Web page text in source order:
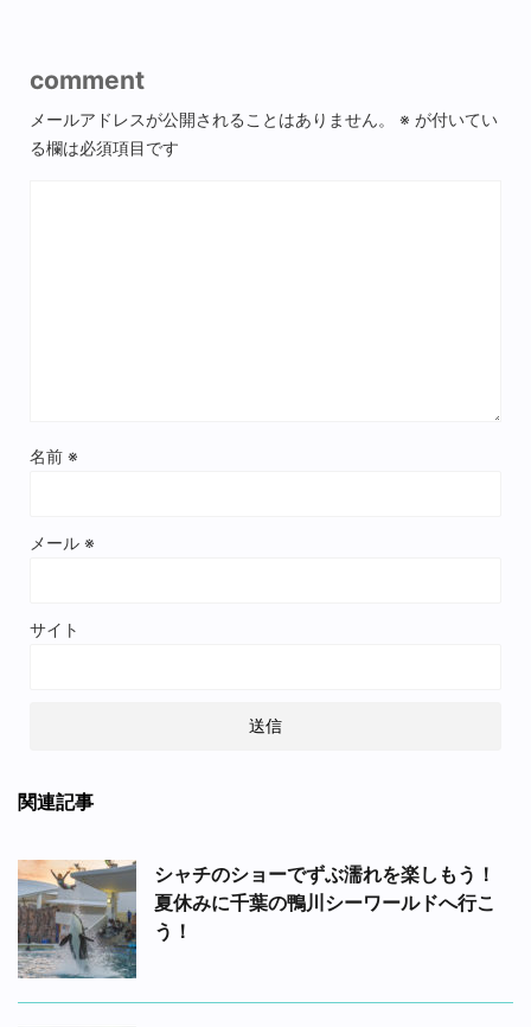
comment
メールアドレスが公開されることはありません。 ※ が付いてい
る欄は必須項目です
名前 ※
メール ※
サイト
関連記事
シャチのショーでずぶ濡れを楽しもう！
夏休みに千葉の鴨川シーワールドへ行こ
う！